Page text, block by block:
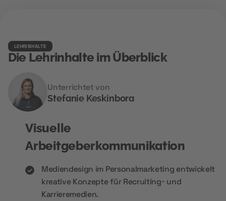
LEHRINHALTE
Die Lehrinhalte im Überblick
Unterrichtet von
Stefanie Keskinbora
Visuelle
Arbeitgeberkommunikation
Mediendesign im Personalmarketing entwickelt
kreative Konzepte für Recruiting- und
Karrieremedien.